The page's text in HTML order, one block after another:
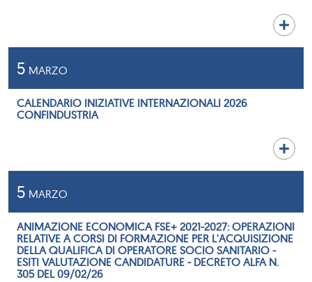
5 MARZO
CALENDARIO INIZIATIVE INTERNAZIONALI 2026
CONFINDUSTRIA
5 MARZO
ANIMAZIONE ECONOMICA FSE+ 2021-2027: OPERAZIONI
RELATIVE A CORSI DI FORMAZIONE PER L'ACQUISIZIONE
DELLA QUALIFICA DI OPERATORE SOCIO SANITARIO -
ESITI VALUTAZIONE CANDIDATURE - DECRETO ALFA N.
305 DEL 09/02/26